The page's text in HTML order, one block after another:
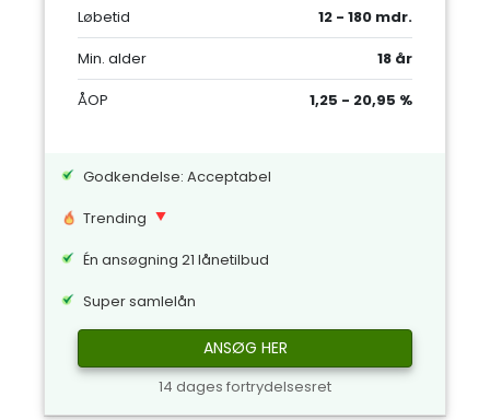
Løbetid
12 - 180 mdr.
Min. alder
18 år
ÅOP
1,25 - 20,95 %
Godkendelse: Acceptabel
Trending
Én ansøgning 21 lånetilbud
Super samlelån
ANSØG HER
14 dages fortrydelsesret